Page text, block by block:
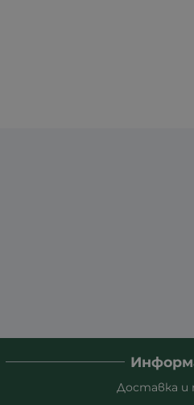
Доставка и